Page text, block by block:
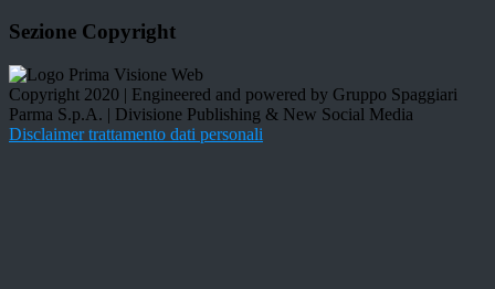
Sezione Copyright
Copyright 2020 | Engineered and powered by Gruppo Spaggiari
Parma S.p.A. | Divisione Publishing & New Social Media
Disclaimer trattamento dati personali